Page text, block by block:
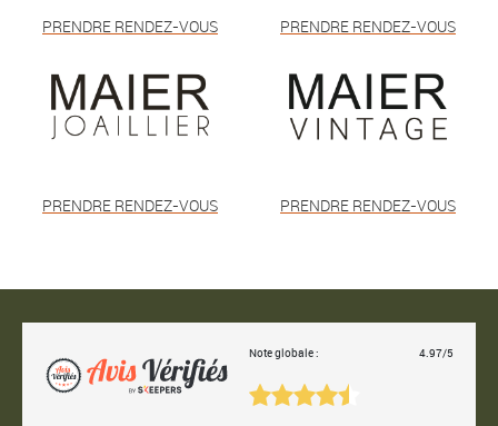
PRENDRE RENDEZ-VOUS PRENDRE RENDEZ-VOUS
PRENDRE RENDEZ-VOUS PRENDRE RENDEZ-VOUS
Note globale : 4.97/5